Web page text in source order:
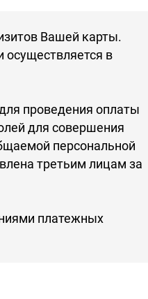
Вашей карты.
осуществляется в
проведения оплаты
для совершения
персональной
третьим лицам за
платежных